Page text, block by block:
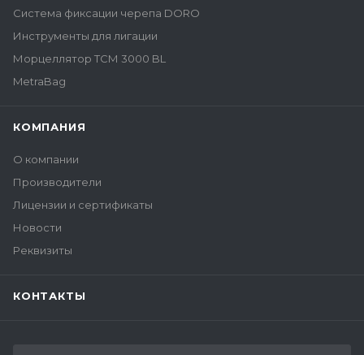
Система фиксации черепа DORO
Инструменты для лигации
Морцеллятор ТСМ 3000 BL
MetraBag
КОМПАНИЯ
О компании
Производители
Лицензии и сертификаты
Новости
Реквизиты
КОНТАКТЫ